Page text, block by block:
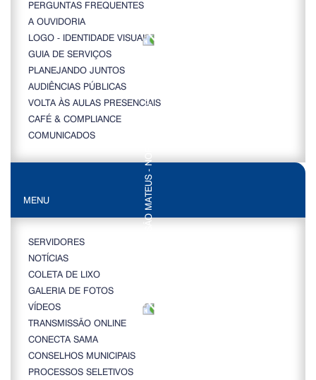
PERGUNTAS FREQUENTES
A OUVIDORIA
LOGO - IDENTIDADE VISUAL
GUIA DE SERVIÇOS
PLANEJANDO JUNTOS
AUDIÊNCIAS PÚBLICAS
VOLTA ÀS AULAS PRESENCIAIS
CAFÉ & COMPLIANCE
COMUNICADOS
MENU
SERVIDORES
NOTÍCIAS
COLETA DE LIXO
GALERIA DE FOTOS
VÍDEOS
TRANSMISSÃO ONLINE
CONECTA SAMA
CONSELHOS MUNICIPAIS
PROCESSOS SELETIVOS